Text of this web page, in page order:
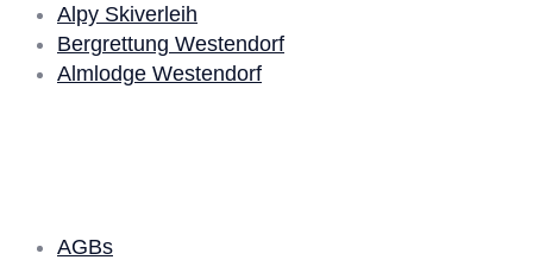
Alpy Skiverleih
Bergrettung Westendorf
Almlodge Westendorf
AGBs